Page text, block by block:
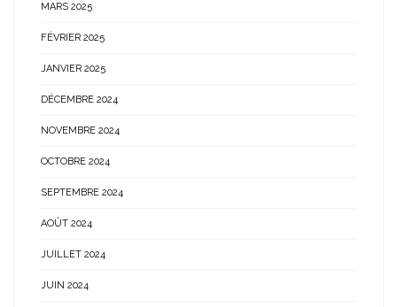
MARS 2025
FÉVRIER 2025
JANVIER 2025
DÉCEMBRE 2024
NOVEMBRE 2024
OCTOBRE 2024
SEPTEMBRE 2024
AOÛT 2024
JUILLET 2024
JUIN 2024